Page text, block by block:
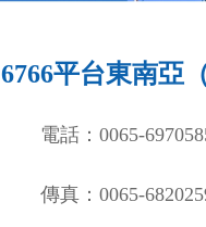
6766平台東南亞
電話：0065-
傳真：0065-